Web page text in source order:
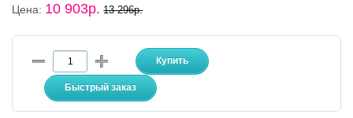
Цена: 10 903р. 13 296р.